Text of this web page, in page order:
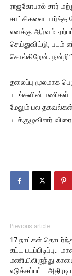
ராஜகோபால் சார்
காட்சிகளை பார்த்த
எனக்கு ஆர்வம்
செய்துவிட்டு, படம்
சொல்கிறேன்.
தலைப்பு மூலமாக
படங்களின் பணிகள்
மேலும் பல தகவல்கள்
படக்குழுவினர்
Previous article
17 நாட்கள்
கட்ட படப்பிடிப்பு…
மணியிலிருந்து
எடுக்கப்பட்ட